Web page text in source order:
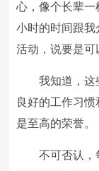
心，像个长辈
小时的时间跟
活动，说要是
我知道，这
良好的工作习惯
是至高的荣誉。
不可否认，